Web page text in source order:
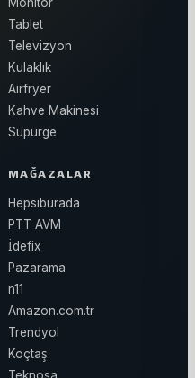
Monitör
Tablet
Televizyon
Kulaklık
Airfryer
Kahve Makinesi
Süpürge
MAĞAZALAR
Hepsiburada
PTT AVM
İdefix
Pazarama
n11
Amazon.com.tr
Trendyol
Koçtaş